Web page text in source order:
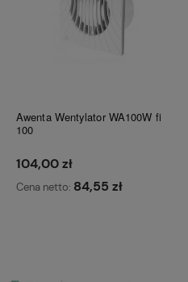
Awenta Wentylator WA100W fi
100
104,00 zł
Cena netto: 84,55 zł